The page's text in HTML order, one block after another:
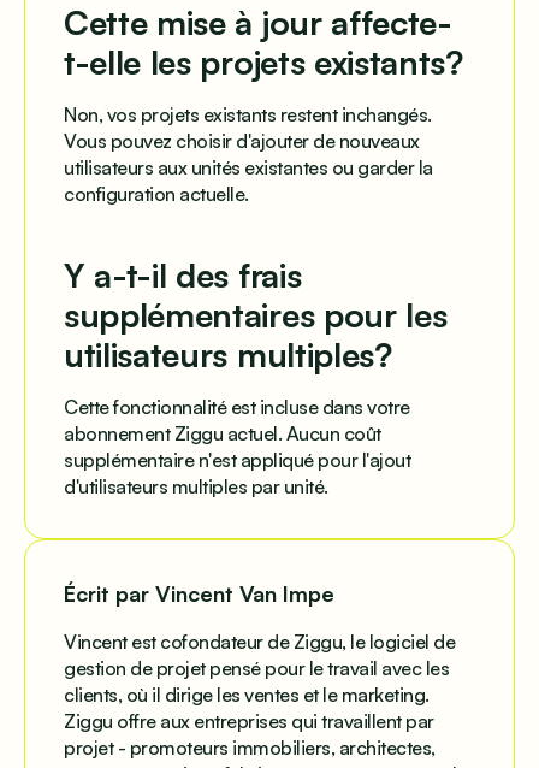
Cette mise à jour affecte-
t-elle les projets existants?
Non, vos projets existants restent inchangés.
Vous pouvez choisir d'ajouter de nouveaux
utilisateurs aux unités existantes ou garder la
configuration actuelle.
Y a-t-il des frais
supplémentaires pour les
utilisateurs multiples?
Cette fonctionnalité est incluse dans votre
abonnement Ziggu actuel. Aucun coût
supplémentaire n'est appliqué pour l'ajout
d'utilisateurs multiples par unité.
Écrit par Vincent Van Impe
Vincent est cofondateur de Ziggu, le logiciel de
gestion de projet pensé pour le travail avec les
clients, où il dirige les ventes et le marketing.
Ziggu offre aux entreprises qui travaillent par
projet - promoteurs immobiliers, architectes,